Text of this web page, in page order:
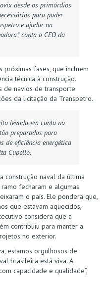
desde os primórdios
para poder
e ajudar na
conta o CEO da
próximas fases, que incluem
técnica à construção.
de navios de transporte
da licitação da Transpetro.
levada em conta no
preparados para
de eficiência energética
Cupello.
construção naval da última
fecharam e algumas
o país. Ele pondera que,
que estavam aquecidos,
considera que a
contribuiu para manter a
no exterior.
estamos orgulhosos de
brasileira está viva. A
capacidade e qualidade”,